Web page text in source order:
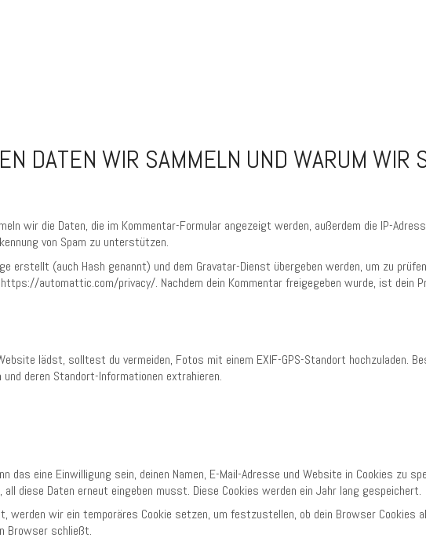
DATEN WIR SAMMELN UND WARUM WIR
wir die Daten, die im Kommentar-Formular angezeigt werden, außerdem die IP-
von Spam zu unterstützen.
erstellt (auch Hash genannt) und dem Gravatar-Dienst übergeben werden, um zu
automattic.com/privacy/. Nachdem dein Kommentar freigegeben wurde, ist dein
lädst, solltest du vermeiden, Fotos mit einem EXIF-GPS-Standort hochzuladen.
deren Standort-Informationen extrahieren.
das eine Einwilligung sein, deinen Namen, E-Mail-Adresse und Website in Cookies zu
diese Daten erneut eingeben musst. Diese Cookies werden ein Jahr lang gespeichert.
werden wir ein temporäres Cookie setzen, um festzustellen, ob dein Browser Cookies
Browser schließt.